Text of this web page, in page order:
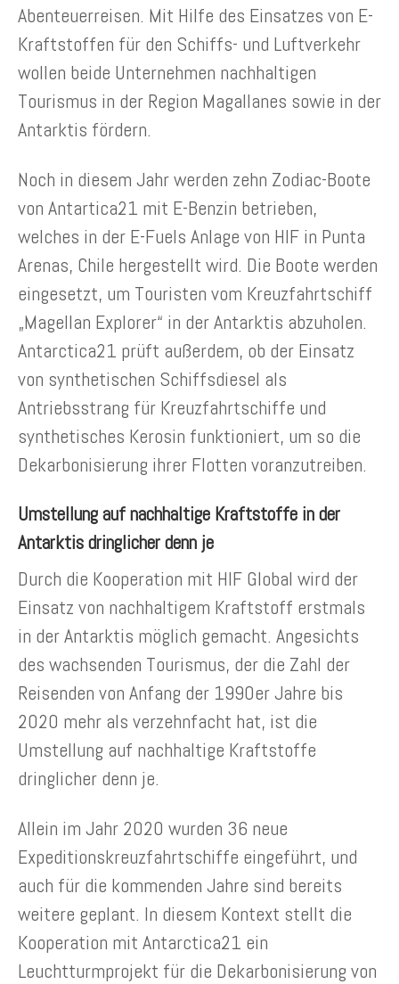
Abenteuerreisen. Mit Hilfe des Einsatzes von E-
Kraftstoffen für den Schiffs- und Luftverkehr
wollen beide Unternehmen nachhaltigen
Tourismus in der Region Magallanes sowie in der
Antarktis fördern.
Noch in diesem Jahr werden zehn Zodiac-Boote
von Antartica21 mit E-Benzin betrieben,
welches in der E-Fuels Anlage von HIF in Punta
Arenas, Chile hergestellt wird. Die Boote werden
eingesetzt, um Touristen vom Kreuzfahrtschiff
„Magellan Explorer“ in der Antarktis abzuholen.
Antarctica21 prüft außerdem, ob der Einsatz
von synthetischen Schiffsdiesel als
Antriebsstrang für Kreuzfahrtschiffe und
synthetisches Kerosin funktioniert, um so die
Dekarbonisierung ihrer Flotten voranzutreiben.
Umstellung auf nachhaltige Kraftstoffe in der
Antarktis dringlicher denn je
Durch die Kooperation mit HIF Global wird der
Einsatz von nachhaltigem Kraftstoff erstmals
in der Antarktis möglich gemacht. Angesichts
des wachsenden Tourismus, der die Zahl der
Reisenden von Anfang der 1990er Jahre bis
2020 mehr als verzehnfacht hat, ist die
Umstellung auf nachhaltige Kraftstoffe
dringlicher denn je.
Allein im Jahr 2020 wurden 36 neue
Expeditionskreuzfahrtschiffe eingeführt, und
auch für die kommenden Jahre sind bereits
weitere geplant. In diesem Kontext stellt die
Kooperation mit Antarctica21 ein
Leuchtturmprojekt für die Dekarbonisierung von